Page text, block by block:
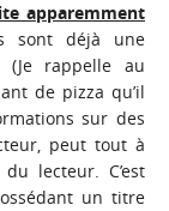
apparemment
sont déjà une
(Je rappelle au
de pizza qu’il
sur des
peut tout à
lecteur. C’est
un titre